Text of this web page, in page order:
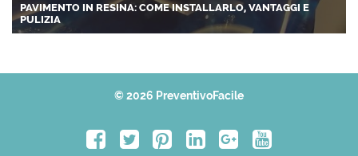
PAVIMENTO IN RESINA: COME INSTALLARLO, VANTAGGI E
PULIZIA
© 2026 PreventivoFacile